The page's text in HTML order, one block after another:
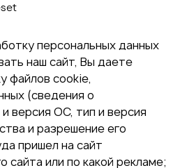
персональных данных
наш сайт, Вы даете
файлов cookie,
(сведения о
версия ОС, тип и версия
и разрешение его
пришел на сайт
сайта или по какой рекламе;